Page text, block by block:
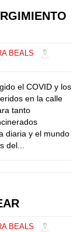
BEALS
el COVID y los
en la calle
tanto
diaria y el mundo
del...
BEALS